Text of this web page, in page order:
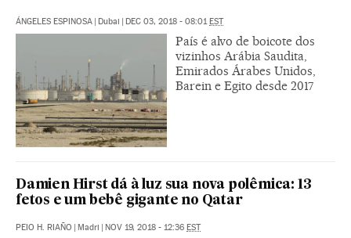
ÁNGELES ESPINOSA | Dubai | DEC 03, 2018 - 08:01EST
País é alvo de boicote dos
vizinhos Arábia Saudita,
Emirados Árabes Unidos,
Barein e Egito desde 2017
Damien Hirst dá à luz sua nova polêmica: 13
fetos e um bebê gigante no Qatar
PEIO H. RIAÑO | Madri | NOV 19, 2018 - 12:36 EST